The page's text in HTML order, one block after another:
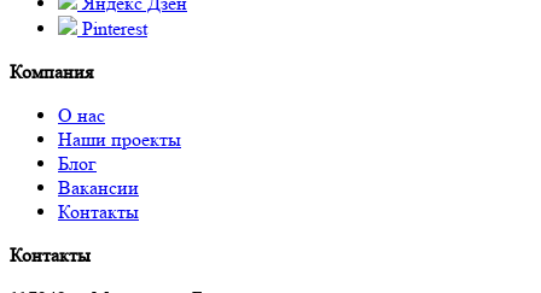
Pinterest
Компания
О нас
Наши проекты
Блог
Вакансии
Контакты
Контакты